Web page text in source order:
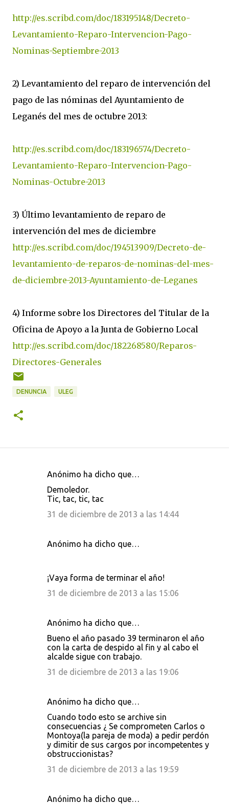
http://es.scribd.com/doc/183195148/Decreto-
Levantamiento-Reparo-Intervencion-Pago-
Nominas-Septiembre-2013
2) Levantamiento del reparo de intervención del
pago de las nóminas del Ayuntamiento de
Leganés del mes de octubre 2013:
http://es.scribd.com/doc/183196574/Decreto-
Levantamiento-Reparo-Intervencion-Pago-
Nominas-Octubre-2013
3) Último levantamiento de reparo de
intervención del mes de diciembre
http://es.scribd.com/doc/194513909/Decreto-de-
levantamiento-de-reparos-de-nominas-del-mes-
de-diciembre-2013-Ayuntamiento-de-Leganes
4) Informe sobre los Directores del Titular de la
Oficina de Apoyo a la Junta de Gobierno Local
http://es.scribd.com/doc/182268580/Reparos-
Directores-Generales
DENUNCIA ULEG
Anónimo ha dicho que…
Demoledor.
Tic, tac, tic, tac
31 de diciembre de 2013 a las 14:44
Anónimo ha dicho que…
¡Vaya forma de terminar el año!
31 de diciembre de 2013 a las 15:06
Anónimo ha dicho que…
Bueno el año pasado 39 terminaron el año
con la carta de despido al fin y al cabo el
alcalde sigue con trabajo.
31 de diciembre de 2013 a las 19:06
Anónimo ha dicho que…
Cuando todo esto se archive sin
consecuencias ¿ Se comprometen Carlos o
Montoya(la pareja de moda) a pedir perdón
y dimitir de sus cargos por incompetentes y
obstruccionistas?
31 de diciembre de 2013 a las 19:59
Anónimo ha dicho que…